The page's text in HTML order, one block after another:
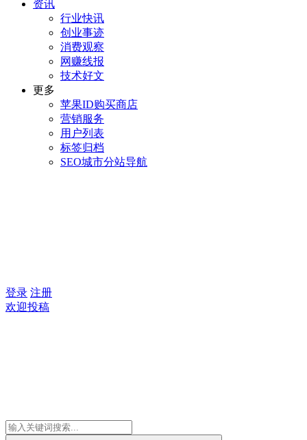
资讯
行业快讯
创业事迹
消费观察
网赚线报
技术好文
更多
苹果ID购买商店
营销服务
用户列表
标签归档
SEO城市分站导航
登录 注册
欢迎投稿